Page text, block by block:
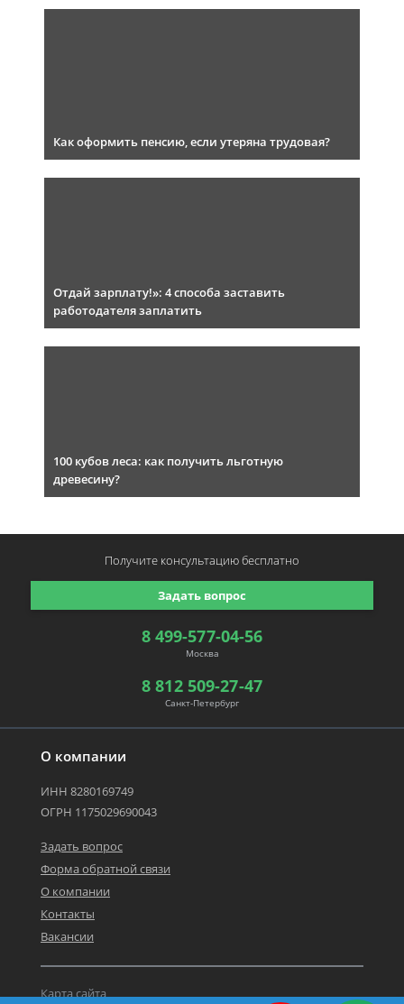
Как оформить пенсию, если утеряна трудовая?
Отдай зарплату!»: 4 способа заставить
работодателя заплатить
100 кубов леса: как получить льготную
древесину?
О компании
ИНН 8280169749
ОГРН 1175029690043
Задать вопрос
Форма обратной связи
О компании
Контакты
Вакансии
Карта сайта
8 499-577-04-56
Москва
8 812 509-27-47
Санкт-Петербург
Задать вопрос
Получите консультациюбесплатно